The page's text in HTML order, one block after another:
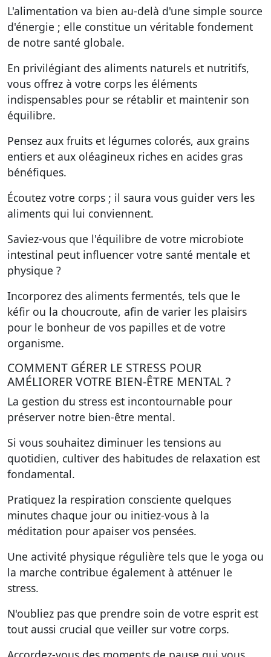
L'alimentation va bien au-delà d'une simple source
d'énergie ; elle constitue un véritable fondement
de notre santé globale.
En privilégiant des aliments naturels et nutritifs,
vous offrez à votre corps les éléments
indispensables pour se rétablir et maintenir son
équilibre.
Pensez aux fruits et légumes colorés, aux grains
entiers et aux oléagineux riches en acides gras
bénéfiques.
Écoutez votre corps ; il saura vous guider vers les
aliments qui lui conviennent.
Saviez-vous que l'équilibre de votre microbiote
intestinal peut influencer votre santé mentale et
physique ?
Incorporez des aliments fermentés, tels que le
kéfir ou la choucroute, afin de varier les plaisirs
pour le bonheur de vos papilles et de votre
organisme.
COMMENT GÉRER LE STRESS POUR
AMÉLIORER VOTRE BIEN-ÊTRE MENTAL ?
La gestion du stress est incontournable pour
préserver notre bien-être mental.
Si vous souhaitez diminuer les tensions au
quotidien, cultiver des habitudes de relaxation est
fondamental.
Pratiquez la respiration consciente quelques
minutes chaque jour ou initiez-vous à la
méditation pour apaiser vos pensées.
Une activité physique régulière tels que le yoga ou
la marche contribue également à atténuer le
stress.
N'oubliez pas que prendre soin de votre esprit est
tout aussi crucial que veiller sur votre corps.